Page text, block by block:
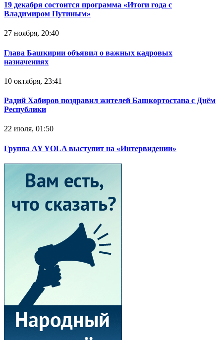
19 декабря состоится программа «Итоги года с
Владимиром Путиным»
27 ноября, 20:40
Глава Башкирии объявил о важных кадровых
назначениях
10 октября, 23:41
Радий Хабиров поздравил жителей Башкортостана с Днём
Республики
22 июля, 01:50
Группа AY YOLA выступит на «Интервидении»